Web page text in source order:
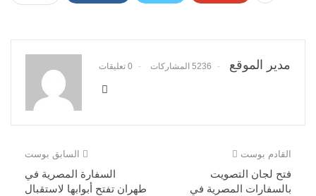
مدير الموقع 5236 المشاركات 0 تعليقات
السابق بوست
السفارة المصرية في
طهران تفتح أبوابها لاستقبال
القادم بوست
فتح لجان التصويت
بالسفارات المصرية في